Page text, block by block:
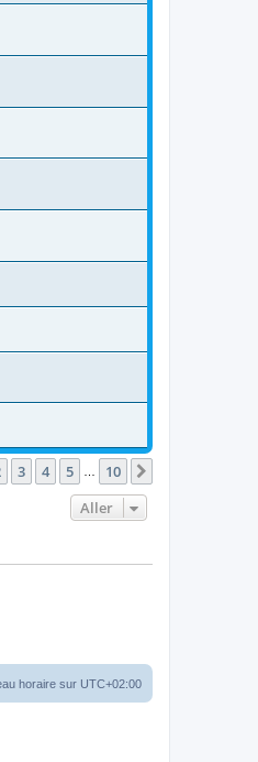
10
3 4 5 10
Aller
horaire sur UTC+02:00